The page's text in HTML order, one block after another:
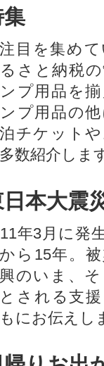
目を集め
さと納税
プ用品を
プ用品の
チケット
数紹介しま
日本大震
年3月に発
ら15年。
のいま、
される支
にお伝えし